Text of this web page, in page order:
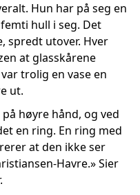
Hun har på seg en
hull i seg. Det
spredt utover. Hver
at glasskårene
trolig en vase en
ut.
høyre hånd, og ved
en ring. En ring med
at den ikke ser
Havre.» Sier